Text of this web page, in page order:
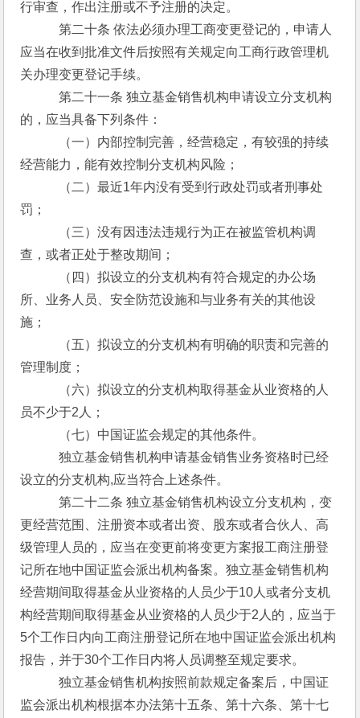
行审查，作出注册或不予注册的决定。
第二十条 依法必须办理工商变更登记的，申请人
应当在收到批准文件后按照有关规定向工商行政管理机
关办理变更登记手续。
第二十一条 独立基金销售机构申请设立分支机构
的，应当具备下列条件：
（一）内部控制完善，经营稳定，有较强的持续
经营能力，能有效控制分支机构风险；
（二）最近1年内没有受到行政处罚或者刑事处
罚；
（三）没有因违法违规行为正在被监管机构调
查，或者正处于整改期间；
（四）拟设立的分支机构有符合规定的办公场
所、业务人员、安全防范设施和与业务有关的其他设
施；
（五）拟设立的分支机构有明确的职责和完善的
管理制度；
（六）拟设立的分支机构取得基金从业资格的人
员不少于2人；
（七）中国证监会规定的其他条件。
独立基金销售机构申请基金销售业务资格时已经
设立的分支机构,应当符合上述条件。
第二十二条 独立基金销售机构设立分支机构，变
更经营范围、注册资本或者出资、股东或者合伙人、高
级管理人员的，应当在变更前将变更方案报工商注册登
记所在地中国证监会派出机构备案。独立基金销售机构
经营期间取得基金从业资格的人员少于10人或者分支机
构经营期间取得基金从业资格的人员少于2人的，应当于
5个工作日内向工商注册登记所在地中国证监会派出机构
报告，并于30个工作日内将人员调整至规定要求。
独立基金销售机构按照前款规定备案后，中国证
监会派出机构根据本办法第十五条、第十六条、第十七